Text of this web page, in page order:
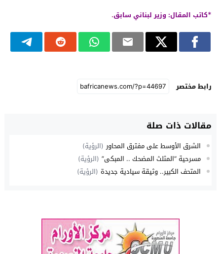
*كاتب المقال: وزير لبناني سابق.
رابط مختصر
مقالات ذات صلة
الشرق الأوسط على مفترق المحاور (الرؤية)
مسرحية “المثلث المضحك .. المبكي” (الرؤية)
المتحف الكبير.. وثيقة سيادية جديدة (الرؤية)